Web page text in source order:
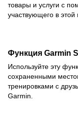
товары и услуги с
участвующего в этой
Функция Garmin
Используйте эту
сохраненными
тренировками с
Garmin.